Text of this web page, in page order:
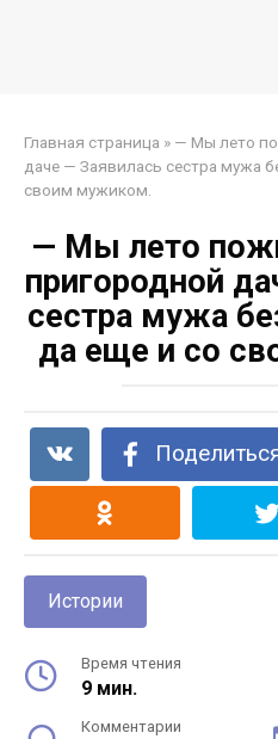
Главная страница » — Мы лето
даче — Заявилась сестра мужа
своим мужиком.
— Мы лето
пригородной
сестра мужа
да еще и со
Истории
Время чтения
9 мин.
Комментарии